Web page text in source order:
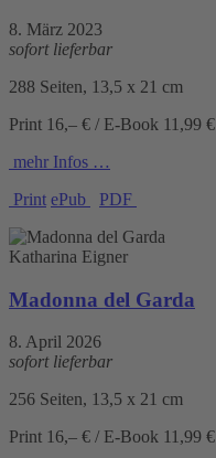
8. März 2023
sofort lieferbar
288 Seiten, 13,5 x 21 cm
Print 16,– € / E-Book 11,99 €
mehr Infos …
Print ePub PDF
Katharina Eigner
Madonna del Garda
8. April 2026
sofort lieferbar
256 Seiten, 13,5 x 21 cm
Print 16,– € / E-Book 11,99 €